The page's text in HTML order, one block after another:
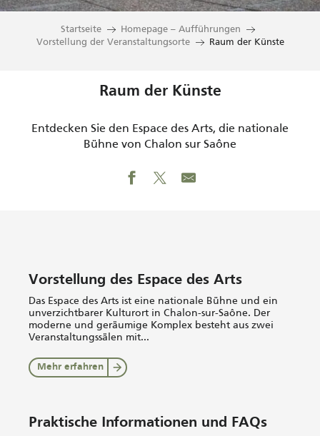
Startseite
Homepage – Aufführungen
Vorstellung der Veranstaltungsorte
Raum der Künste
Raum der Künste
Entdecken Sie den Espace des Arts, die nationale
Bühne von Chalon sur Saône
Vorstellung des Espace des Arts
Das Espace des Arts ist eine nationale Bühne und ein
unverzichtbarer Kulturort in Chalon-sur-Saône. Der
moderne und geräumige Komplex besteht aus zwei
Veranstaltungssälen mit...
Mehr erfahren
Praktische Informationen und FAQs